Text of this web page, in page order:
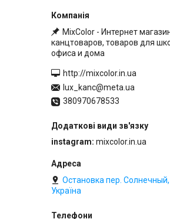
MixColor - Интернет
канцтоваров, товаров для
офиса и дома
http://mixcolor.in.ua
lux_kanc@meta.ua
380970678533
instagram mixcolor.in.ua
Остановка пер. Солнечный,
Україна